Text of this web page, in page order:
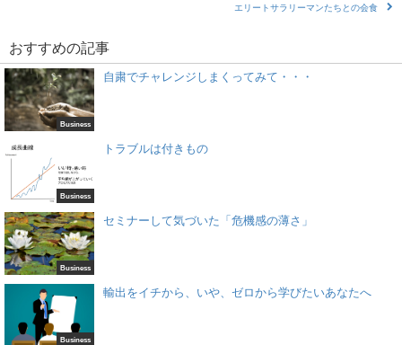
エリートサラリーマンたちとの会食
おすすめの記事
Business
自粛でチャレンジしまくってみて・・・
Business
トラブルは付きもの
Business
セミナーして気づいた「危機感の薄さ」
Business
輸出をイチから、いや、ゼロから学びたいあなたへ